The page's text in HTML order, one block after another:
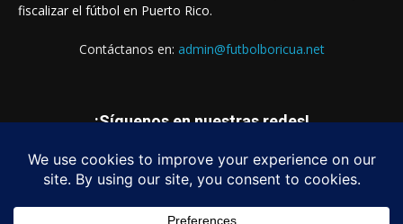
fiscalizar el fútbol en Puerto Rico.
Contáctanos en: admin@futbolboricua.net
¡Síguenos en nuestras redes!